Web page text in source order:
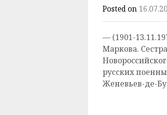
Posted on
— (1901-
Маркова.
русских
Женевьев-де-